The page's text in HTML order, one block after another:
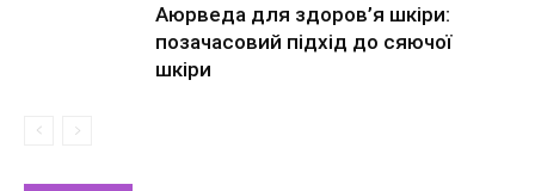
Аюрведа для здоров’я шкіри:
позачасовий підхід до сяючої
шкіри